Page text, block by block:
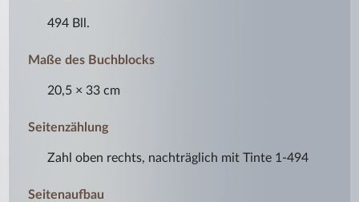
494 Bll.
Maße des Buchblocks
20,5 × 33 cm
Seitenzählung
Zahl oben rechts, nachträglich mit Tinte 1-494
Seitenaufbau